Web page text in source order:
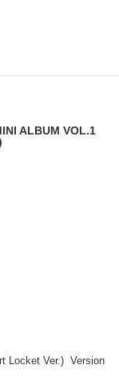
ALBUM VOL.1
Locket Ver.) Version